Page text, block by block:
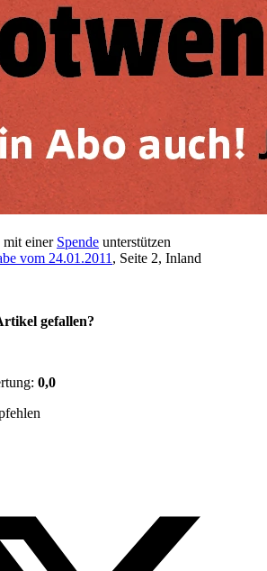
mit einer Spende unterstützen
vom 24.01.2011 , Seite 2, Inland
gefallen?
0,0